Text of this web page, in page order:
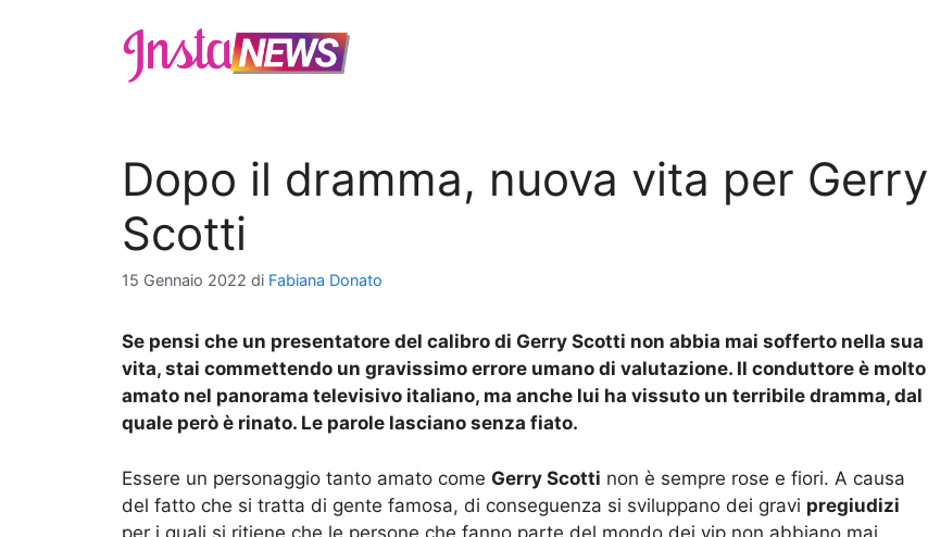
Dopo il dramma, nuova vita per Gerry
Scotti
15 Gennaio 2022 di Fabiana Donato
Se pensi che un presentatore del calibro di Gerry Scotti non abbia mai sofferto nella sua
vita, stai commettendo un gravissimo errore umano di valutazione. Il conduttore è molto
amato nel panorama televisivo italiano, ma anche lui ha vissuto un terribile dramma, dal
quale però è rinato. Le parole lasciano senza fiato.
Essere un personaggio tanto amato come Gerry Scotti non è sempre rose e fiori. A causa
del fatto che si tratta di gente famosa, di conseguenza si sviluppano dei gravi pregiudizi
per i quali si ritiene che le persone che fanno parte del mondo dei vip non abbiano mai